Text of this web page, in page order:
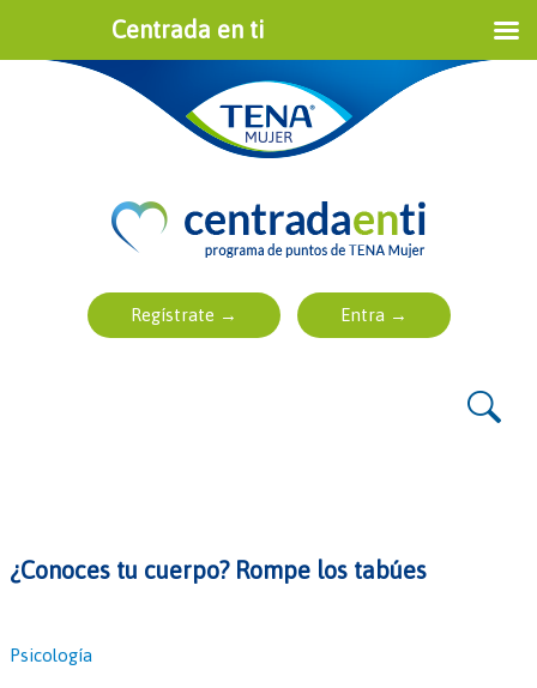
¿Conoces tu cuerpo? Rompe los tabúes
Psicología
Centrada en ti